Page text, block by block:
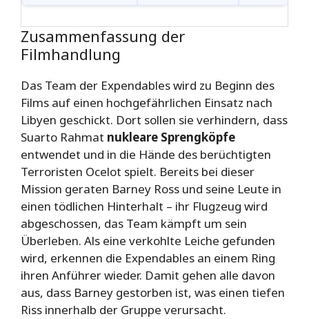
Zusammenfassung der
Filmhandlung
Das Team der Expendables wird zu Beginn des
Films auf einen hochgefährlichen Einsatz nach
Libyen geschickt. Dort sollen sie verhindern, dass
Suarto Rahmat nukleare Sprengköpfe
entwendet und in die Hände des berüchtigten
Terroristen Ocelot spielt. Bereits bei dieser
Mission geraten Barney Ross und seine Leute in
einen tödlichen Hinterhalt – ihr Flugzeug wird
abgeschossen, das Team kämpft um sein
Überleben. Als eine verkohlte Leiche gefunden
wird, erkennen die Expendables an einem Ring
ihren Anführer wieder. Damit gehen alle davon
aus, dass Barney gestorben ist, was einen tiefen
Riss innerhalb der Gruppe verursacht.